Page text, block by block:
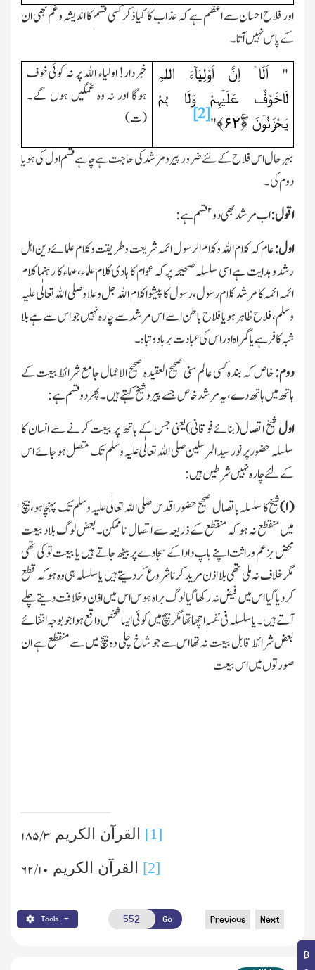
اور فلاح احسان سے اعظم ہے کہ عذاب کا کیا ذکر کسی قسم کا اندیشہ وغم بھی ان
کے پاس نہیں آتا۔
" اَلَاۤ اِنَّ اَوْلِیَآءَ اللہِ
لَاخَوْفٌ عَلَیۡہِمْ وَلَا ہُمْ
یَحْزَنُوۡنَ ﴿ۚۖ۶۲﴾"
[2]
خبردار! اولیاء اﷲ پر نہ کوئی خوف
ہوگا اور نہ وہ غمگین ہوں گے۔
(ت)
بہرحال اس فلاح کے لئے ضرور پیر ومرشد کی حاجت ہے چاہے قسم اول کی ہو یا
دوم کی ۔
اقول:اب مرشد بھی دو۲قسم ہے:
اول:عام کہ کلام اﷲ وکلام الرسول ائمہ شریعت وطریقت وکلام علمائے دین اہل
رشد و ہدایت ہے اسی سلسلہ صحیحہ پر کہ عوام کا ہادی کلام علماء،علماء کا رہنما کلام
ائمہ ائمہ کا مرشد کلام رسول،رسول کا پیشوا کلام اﷲ جل وعلا وصلی اﷲ تعالٰی علیہ
وسلم،فلاح ظاہر ہو یا فلاح باطن اسے اس مرشد سے چارہ نہیں جو اس سے ہے بلا
شبہ کافر ہے یا گمراہ اور اس کی عبادت بربادو تباہ۔
دوم:خاص کہ بندہ کسی عالم سنی صحیح العقیدہ صحیح الاعمال جامع شرائط بیعت کے
ہاتھ میں ہاتھ دے،یہ مرشد خاص جسے پیر وشیخ کہتے ہیں۔پھر دو قسم ہے:
اولشیخ اتصال(بنائے فوقانی)یعنی جس کے ہاتھ پر بیعت کرنے سے انسان کا
سلسلہ حضور پر نور سید المرسلین صلی اﷲ تعالٰی علیہ وسلم تك متصل ہوجائے اس
کےلئے چارہ نہیں شرطیں ہیں:
(۱) شیخ کا سلسلہ باتصال صحیح حضور اقدس صلی اﷲ تعالٰی علیہ وسلم تك پہنچا ہو،بیچ
میں منقطع نہ ہو کہ منقطع کے ذریعہ سے اتصال ناممکن۔بعض لوگ بلاد بیعت
محض بزعم وراثت اپنے باپ دادا کے سجادے پر بیٹھ جاتے ہیں یا بیعت تو کی تھی
مگر خلاف نہ ملی تھی بلا اذن مرید کرنا شروع کردیتے ہیں یا سلسلہ ہی وہ ہو کہ قطع
کردیا گیا اس میں فیض نہ رکھا گیا لوگ براہ ہوس اس میں اذن وخلافت دیتے چلے
آتے ہیں۔یاسلسلہ فی نفسہٖ اچھا تھا مگر بیچ میں کوئی ایسا شخص واقع ہواجو بوجہ انتفائے
بعض شرائط قابل بیعت نہ تھا اس سے جو شاخ چلی وہ بیچ میں سے منقطع ہے ان
صورتوں میں اس بیعت
[1] القرآن الکریم ۳ /۱۸۵
[2] القرآن الکریم ۱۰ /۶۲
Tools Go Previous Next